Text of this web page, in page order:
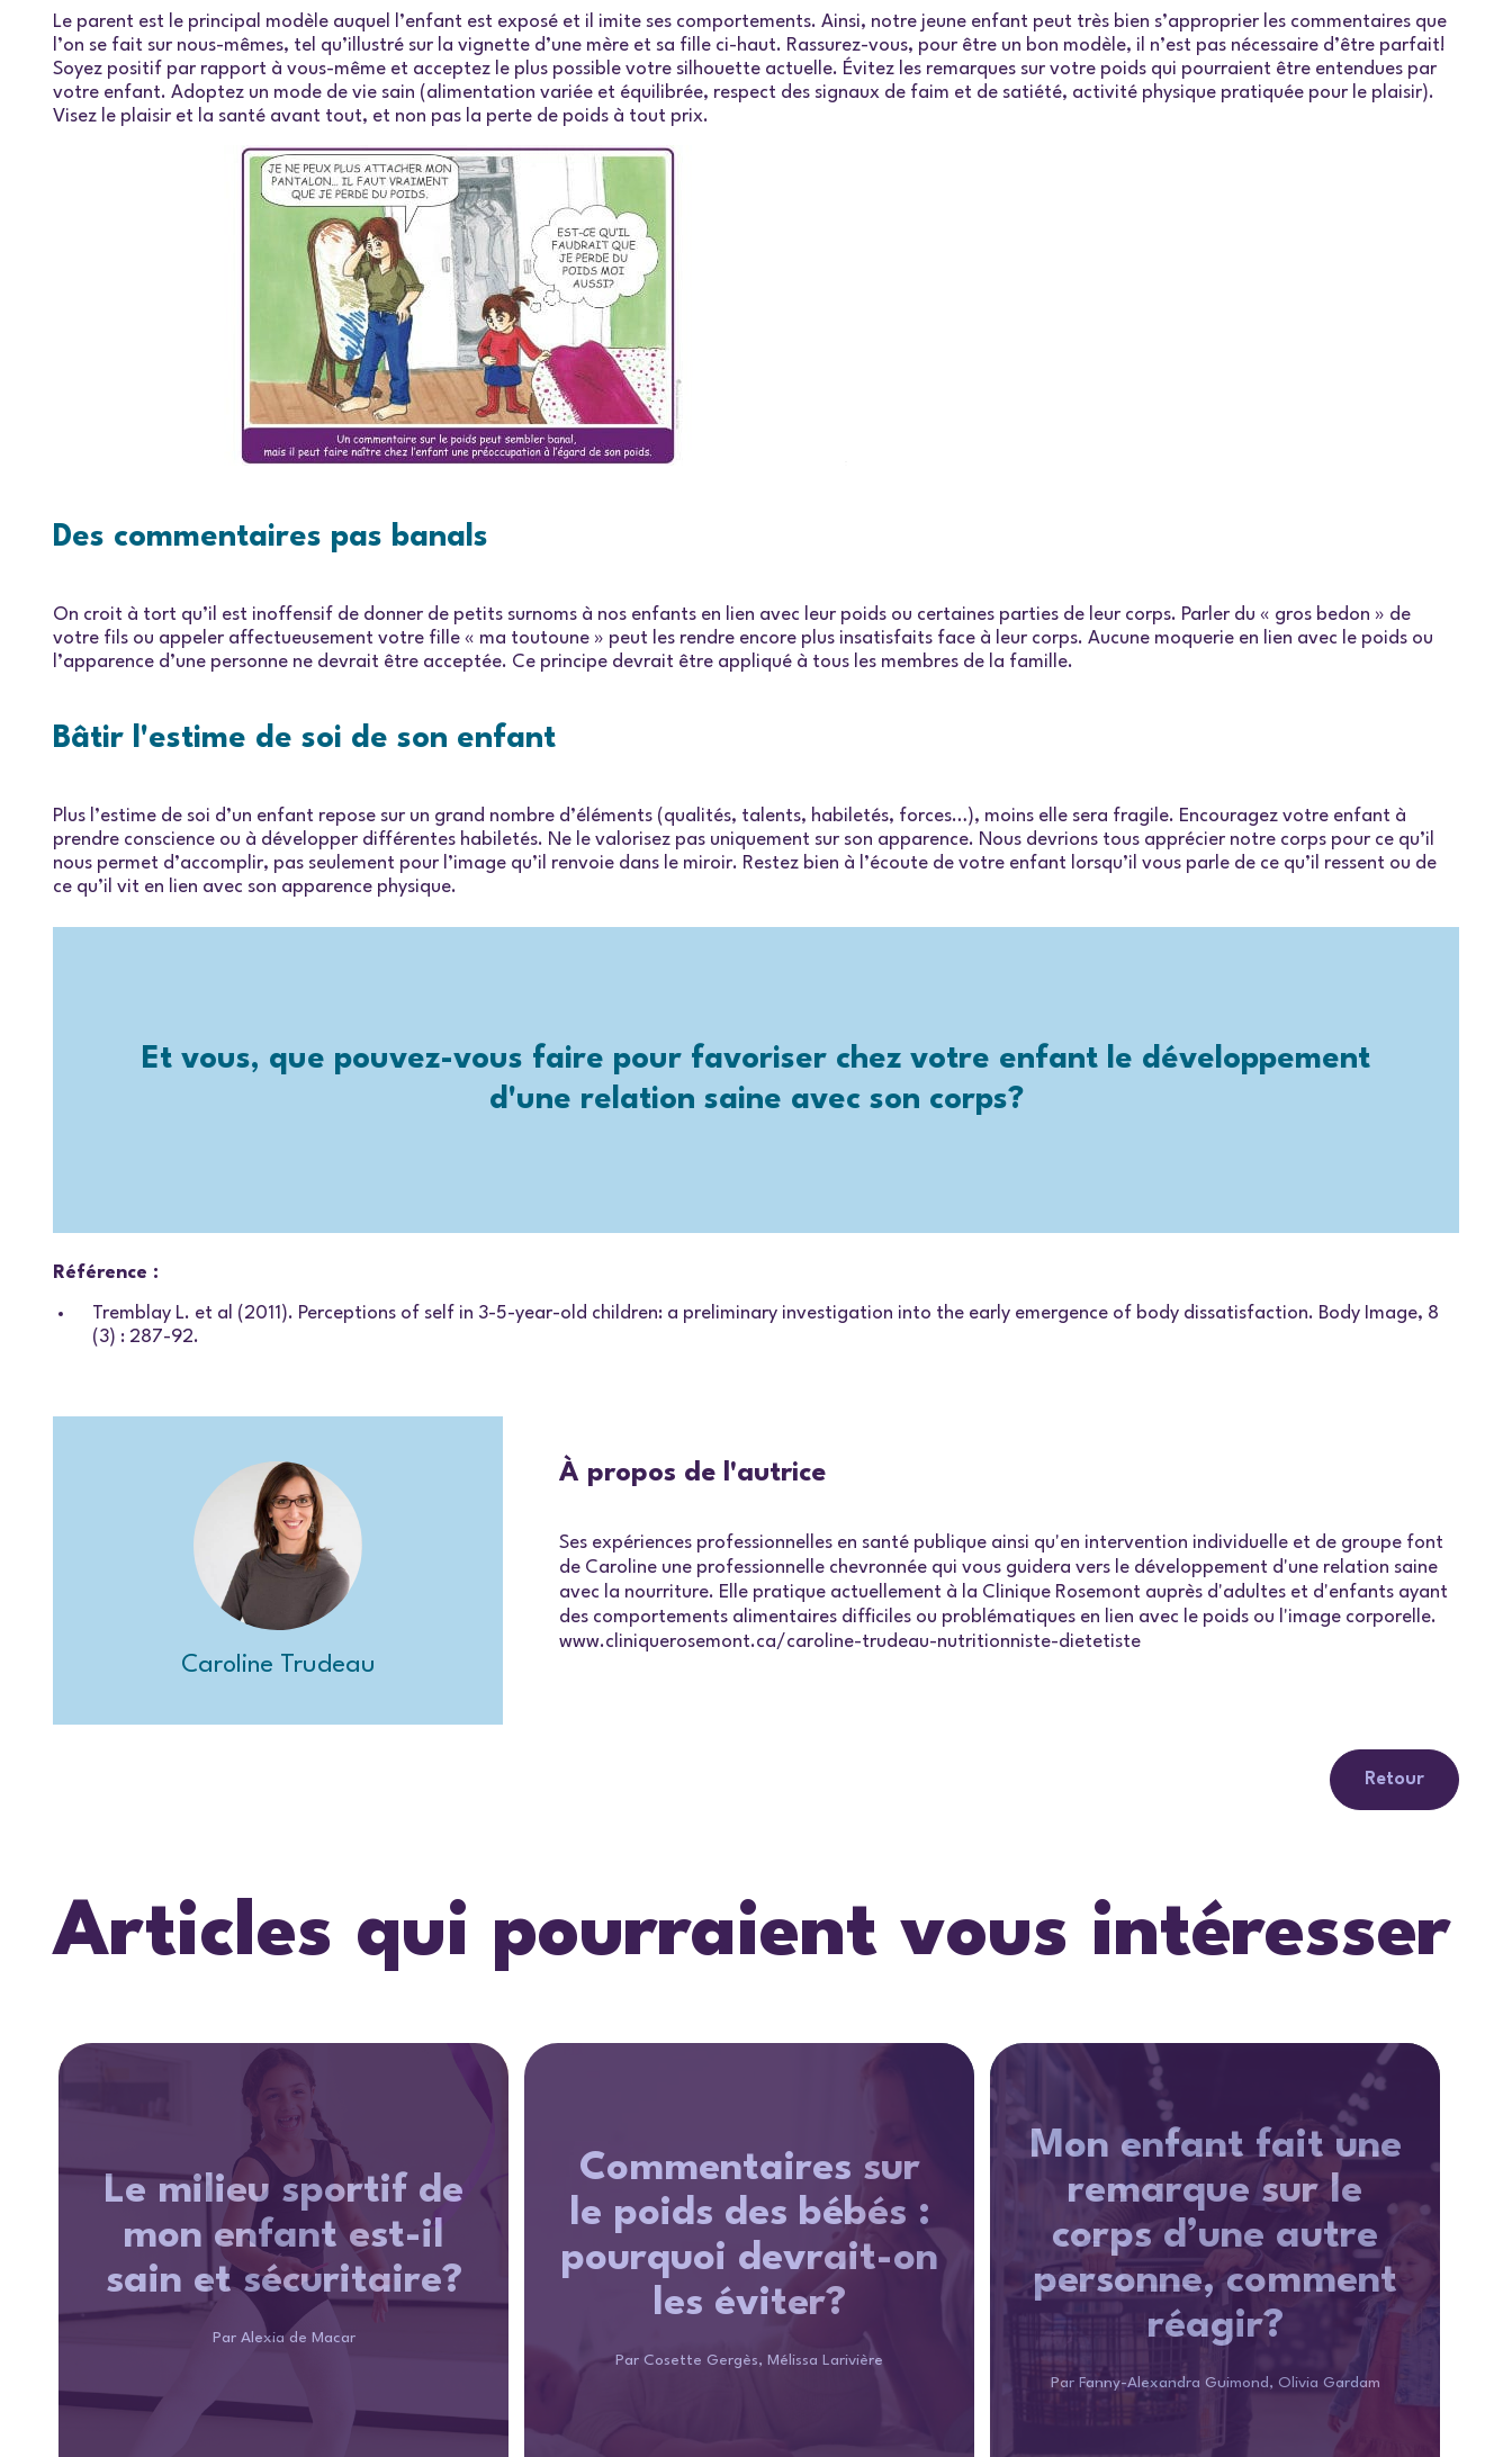
Le parent est le principal modèle auquel l’enfant est exposé et il imite ses comportements. Ainsi, notre jeune enfant peut très bien s’approprier les commentaires que
l’on se fait sur nous-mêmes, tel qu’illustré sur la vignette d’une mère et sa fille ci-haut. Rassurez-vous, pour être un bon modèle, il n’est pas nécessaire d’être parfait!
Soyez positif par rapport à vous-même et acceptez le plus possible votre silhouette actuelle. Évitez les remarques sur votre poids qui pourraient être entendues par
votre enfant. Adoptez un mode de vie sain (alimentation variée et équilibrée, respect des signaux de faim et de satiété, activité physique pratiquée pour le plaisir).
Visez le plaisir et la santé avant tout, et non pas la perte de poids à tout prix.
Des commentaires pas banals
On croit à tort qu’il est inoffensif de donner de petits surnoms à nos enfants en lien avec leur poids ou certaines parties de leur corps. Parler du « gros bedon » de
votre fils ou appeler affectueusement votre fille « ma toutoune » peut les rendre encore plus insatisfaits face à leur corps. Aucune moquerie en lien avec le poids ou
l’apparence d’une personne ne devrait être acceptée. Ce principe devrait être appliqué à tous les membres de la famille.
Bâtir l'estime de soi de son enfant
Plus l’estime de soi d’un enfant repose sur un grand nombre d’éléments (qualités, talents, habiletés, forces…), moins elle sera fragile. Encouragez votre enfant à
prendre conscience ou à développer différentes habiletés. Ne le valorisez pas uniquement sur son apparence. Nous devrions tous apprécier notre corps pour ce qu’il
nous permet d’accomplir, pas seulement pour l’image qu’il renvoie dans le miroir. Restez bien à l’écoute de votre enfant lorsqu’il vous parle de ce qu’il ressent ou de
ce qu’il vit en lien avec son apparence physique.
Et vous, que pouvez-vous faire pour favoriser chez votre enfant le développement
d'une relation saine avec son corps?
Référence :
Tremblay L. et al (2011). Perceptions of self in 3-5-year-old children: a preliminary investigation into the early emergence of body dissatisfaction. Body Image, 8
(3) : 287-92.
Caroline Trudeau
À propos de l'autrice
Ses expériences professionnelles en santé publique ainsi qu'en intervention individuelle et de groupe font
de Caroline une professionnelle chevronnée qui vous guidera vers le développement d'une relation saine
avec la nourriture. Elle pratique actuellement à la Clinique Rosemont auprès d'adultes et d'enfants ayant
des comportements alimentaires difficiles ou problématiques en lien avec le poids ou l'image corporelle.
www.cliniquerosemont.ca/caroline-trudeau-nutritionniste-dietetiste
Retour
Articles qui pourraient vous intéresser
Le milieu sportif de
mon enfant est-il
sain et sécuritaire?
Par Alexia de Macar
Commentaires sur
le poids des bébés :
pourquoi devrait-on
les éviter?
Par Cosette Gergès, Mélissa Larivière
Mon enfant fait une
remarque sur le
corps d’une autre
personne, comment
réagir?
Par Fanny-Alexandra Guimond, Olivia Gardam